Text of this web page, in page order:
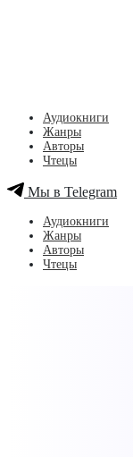
Аудиокниги
Жанры
Авторы
Чтецы
Мы в Telegram
Аудиокниги
Жанры
Авторы
Чтецы